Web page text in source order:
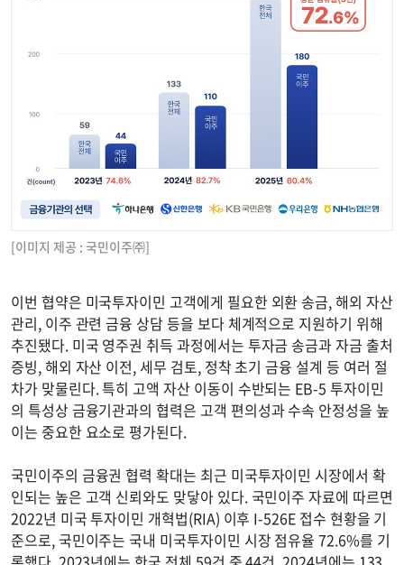
[이미지 제공 : 국민이주㈜]
이번 협약은 미국투자이민 고객에게 필요한 외환 송금, 해외 자산
관리, 이주 관련 금융 상담 등을 보다 체계적으로 지원하기 위해
추진됐다. 미국 영주권 취득 과정에서는 투자금 송금과 자금 출처
증빙, 해외 자산 이전, 세무 검토, 정착 초기 금융 설계 등 여러 절
차가 맞물린다. 특히 고액 자산 이동이 수반되는 EB-5 투자이민
의 특성상 금융기관과의 협력은 고객 편의성과 수속 안정성을 높
이는 중요한 요소로 평가된다.
국민이주의 금융권 협력 확대는 최근 미국투자이민 시장에서 확
인되는 높은 고객 신뢰와도 맞닿아 있다. 국민이주 자료에 따르면
2022년 미국 투자이민 개혁법(RIA) 이후 I-526E 접수 현황을 기
준으로, 국민이주는 국내 미국투자이민 시장 점유율 72.6%를 기